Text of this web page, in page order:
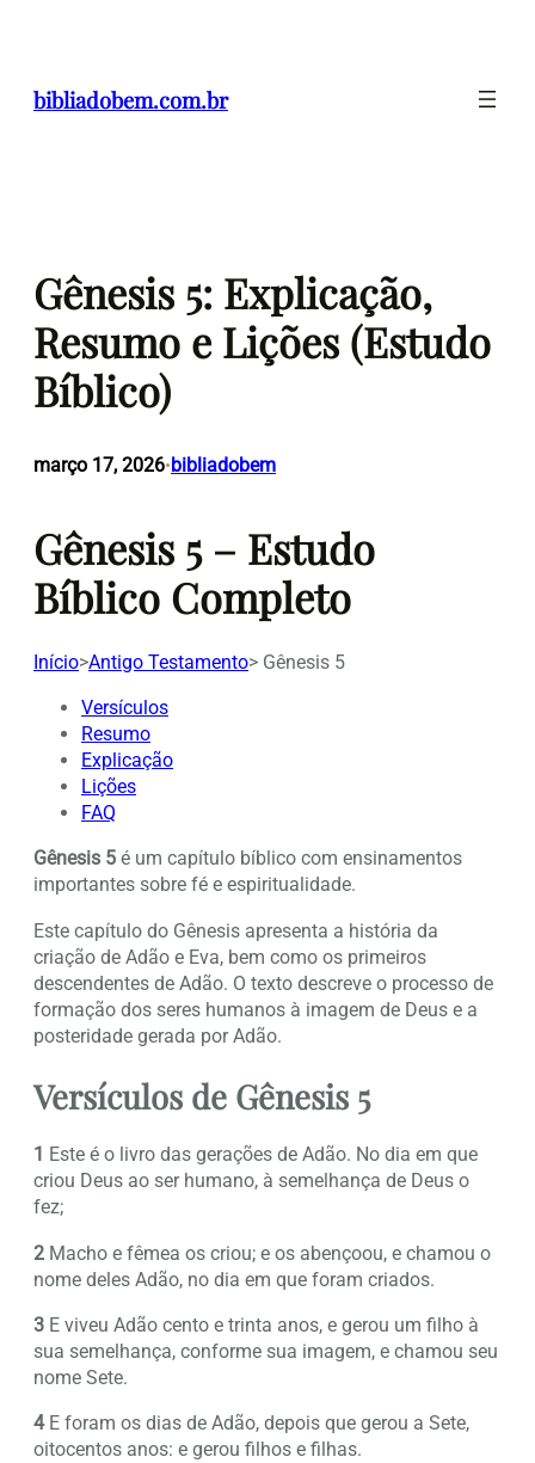
conteúdo
bibliadobem.com.br
Gênesis 5: Explicação,
Resumo e Lições (Estudo
Bíblico)
março 17, 2026•bibliadobem
Gênesis 5 – Estudo
Bíblico Completo
Início>Antigo Testamento> Gênesis 5
Versículos
Resumo
Explicação
Lições
FAQ
Gênesis 5 é um capítulo bíblico com ensinamentos
importantes sobre fé e espiritualidade.
Este capítulo do Gênesis apresenta a história da
criação de Adão e Eva, bem como os primeiros
descendentes de Adão. O texto descreve o processo de
formação dos seres humanos à imagem de Deus e a
posteridade gerada por Adão.
Versículos de Gênesis 5
1 Este é o livro das gerações de Adão. No dia em que
criou Deus ao ser humano, à semelhança de Deus o
fez;
2 Macho e fêmea os criou; e os abençoou, e chamou o
nome deles Adão, no dia em que foram criados.
3 E viveu Adão cento e trinta anos, e gerou um filho à
sua semelhança, conforme sua imagem, e chamou seu
nome Sete.
4E foram os dias de Adão, depois que gerou a Sete,
oitocentos anos: e gerou filhos e filhas.